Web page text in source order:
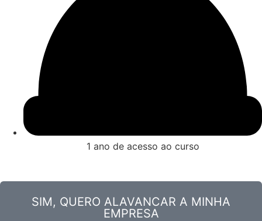
1 ano de acesso ao curso
SIM, QUERO ALAVANCAR A MINHA
EMPRESA